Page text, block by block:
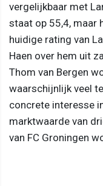
vergelijkbaar met
staat op 55,4, maar
huidige rating van
Haen over hem uit
Thom van Bergen
waarschijnlijk veel
concrete interesse
marktwaarde van
van FC Groningen